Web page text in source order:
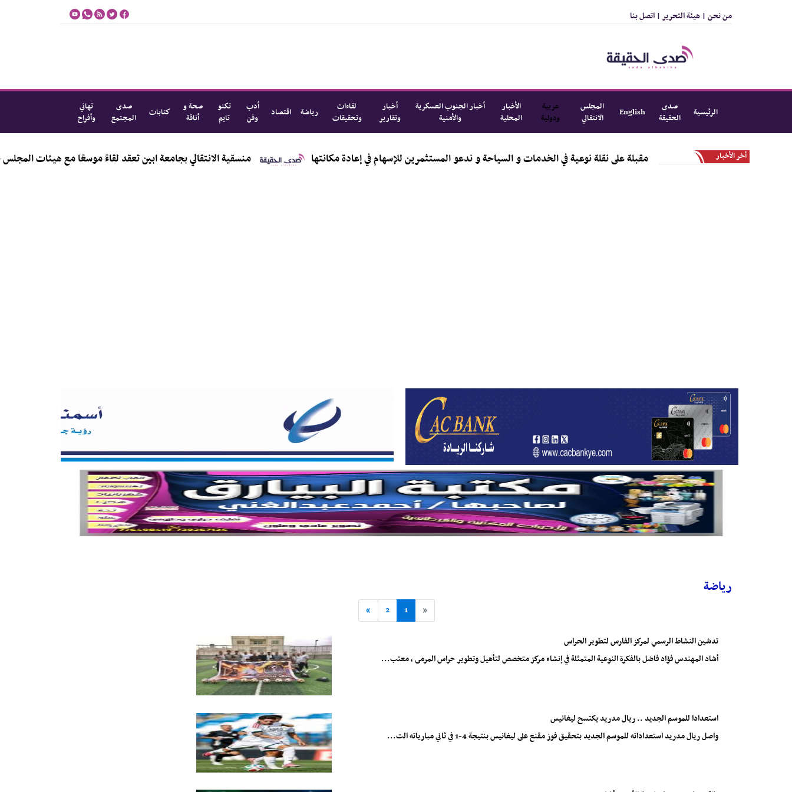
من نحن | هيئة التحرير | اتصل بنا
الرئيسية
صدى
الحقيقة
English
المجلس
الانتقالي
عربية
ودولية
الأخبار
المحلية
أخبار الجنوب العسكرية
والأمنية
أخبار
وتقارير
لقاءات
وتحقيقات
رياضة اقتصاد
أدب
وفن
تكنو
تايم
صحة و
أناقة
كتابات
صدى
المجتمع
تهاني
وأفراح
أخر الأخبار مدير عام التواهي : المديرية مقبلة على نقلة نوعية في الخدمات و السياحة و ندعو المستثمرين للإسهام في إعادة مكانتها منسقية الانتقالي بجامعة ابين تعقد
رياضة
«
1
2
»
تدشين النشاط الرسمي لمركز الفارس لتطوير الحراس
أشاد المهندس فؤاد فاضل بالفكرة النوعية المتمثلة في إنشاء مركز متخصص لتأهيل وتطوير حراس المرمى ، معتب...
استعدادا للموسم الجديد .. ريال مدريد يكتسح ليغانيس
واصل ريال مدريد استعداداته للموسم الجديد بتحقيق فوز مقنع على ليغانيس بنتيجة 4-1 في ثاني مبارياته الت...